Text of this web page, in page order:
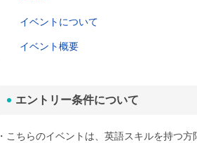
イベントについて
イベント概要
エントリー条件について
・こちらのイベントは、英語スキルを持つ